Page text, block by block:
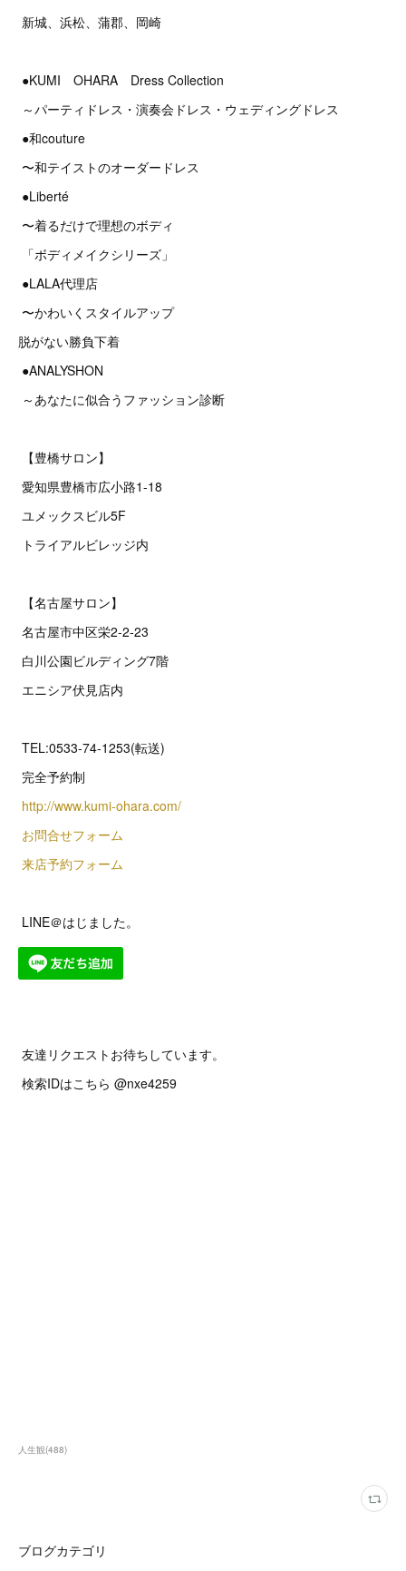
新城、浜松、蒲郡、岡崎
●KUMI OHARA Dress Collection
～パーティドレス・演奏会ドレス・ウェディングドレス
●和couture
〜和テイストのオーダードレス
●Liberté
〜着るだけで理想のボディ
「ボディメイクシリーズ」
●LALA代理店
〜かわいくスタイルアップ
脱がない勝負下着
●ANALYSHON
～あなたに似合うファッション診断
【豊橋サロン】
愛知県豊橋市広小路1-18
ユメックスビル5F
トライアルビレッジ内
【名古屋サロン】
名古屋市中区栄2‐2‐23
白川公園ビルディング7階
エニシア伏見店内
TEL:0533-74-1253(転送)
完全予約制
http://www.kumi-ohara.com/
お問合せフォーム
来店予約フォーム
LINE＠はじました。
友達リクエストお待ちしています。
検索IDはこちら @nxe4259
人生観(488)
ブログカテゴリ